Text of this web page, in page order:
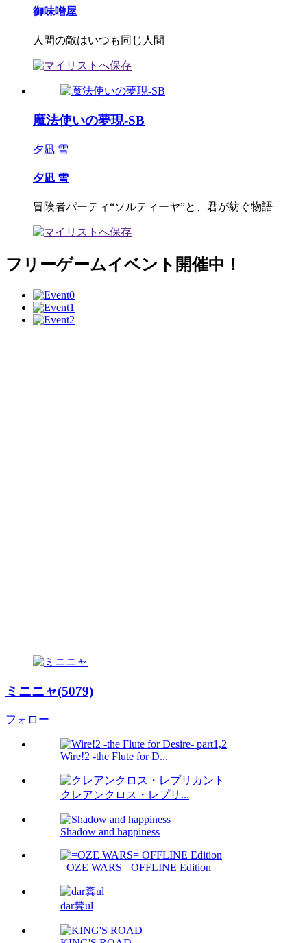
御味噌屋
人間の敵はいつも同じ人間
魔法使いの夢現-SB
夕凪 雪
夕凪 雪
冒険者パーティ“ソルティーヤ”と、君が紡ぐ物語
フリーゲームイベント開催中！
ミニニャ(5079)
フォロー
Wire!2 -the Flute for D...
クレアンクロス・レプリ...
Shadow and happiness
=OZE WARS= OFFLINE Edition
dar糞ul